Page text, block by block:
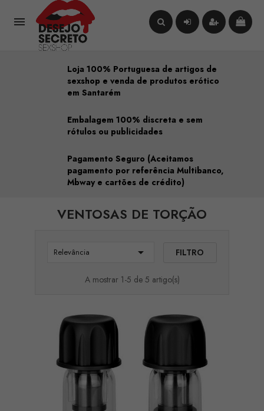

Loja 100% Portuguesa de artigos de
sexshop e venda de produtos erótico
em Santarém
Embalagem 100% discreta e sem
rótulos ou publicidades
Pagamento Seguro (Aceitamos
pagamento por referência Multibanco,
Mbway e cartões de crédito)
VENTOSAS DE TORÇÃO
Relevância  FILTRO
A mostrar 1-5 de 5 artigo(s)